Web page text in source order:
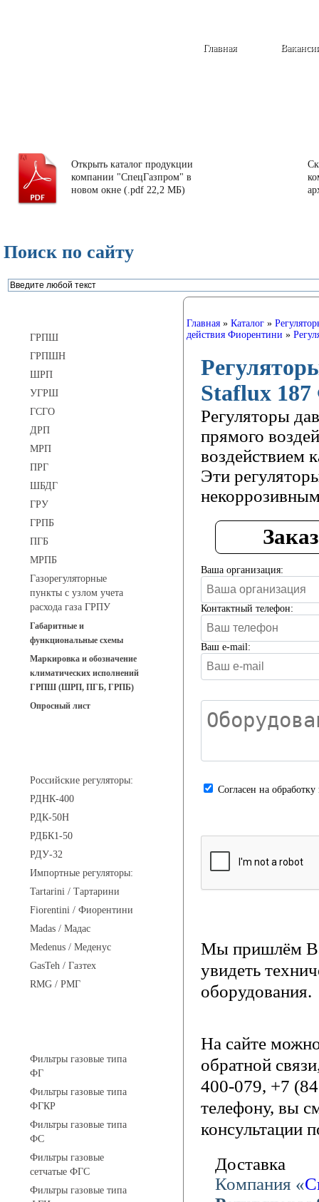
Главная
Открыть каталог продукции
компании "СпецГазпром" в
новом окне (.pdf 22,2 МБ)
Поиск по сайту
ГРПШ
ГРПШН
ШРП
УГРШ
ГСГО
ДРП
МРП
ПРГ
ШБДГ
ГРУ
ГРПБ
ПГБ
МРПБ
Газорегуляторные
пункты с узлом учета
расхода газа ГРПУ
Габаритные и
функциональные схемы
Маркировка и обозначение
климатических исполнений
ГРПШ (ШРП, ПГБ, ГРПБ)
Опросный лист
Российские регуляторы:
РДНК-400
РДК-50Н
РДБК1-50
РДУ-32
Импортные регуляторы:
Tartarini / Тартарини
Fiorentini / Фиорентини
Madas / Мадас
Medenus / Меденус
GasTeh / Газтех
RMG / РМГ
Фильтры газовые типа
ФГ
Фильтры газовые типа
ФГКР
Фильтры газовые типа
ФС
Фильтры газовые
сетчатые ФГС
Фильтры газовые типа
Главная » Каталог »
действия Фиорентини »
Staflux
Регуляторы
прямого
воздействием
Эти
Ваша организация:
Контактный телефон:
Ваш e-mail:
Cогласен на
Мы пришлём
увидеть
оборудования.
На сайте
обратной
400-079, +7
телефону, вы
консультации
Доставка
Компания «